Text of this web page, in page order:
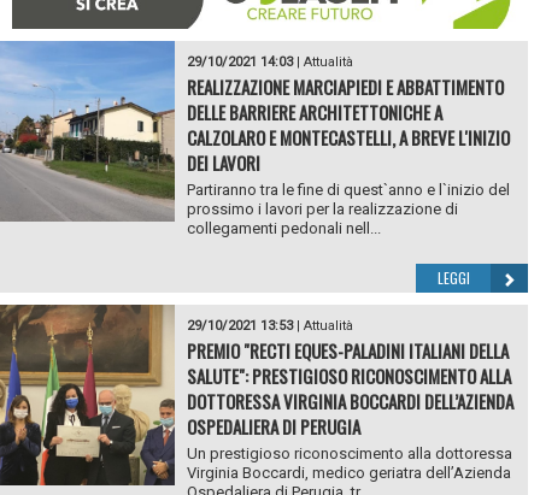
29/10/2021 14:03| Attualità
REALIZZAZIONE MARCIAPIEDI E ABBATTIMENTO
DELLE BARRIERE ARCHITETTONICHE A
CALZOLARO E MONTECASTELLI, A BREVE L'INIZIO
DEI LAVORI
Partiranno tra le fine di quest`anno e l`inizio del
prossimo i lavori per la realizzazione di
collegamenti pedonali nell...
LEGGI
29/10/2021 13:53| Attualità
PREMIO "RECTI EQUES-PALADINI ITALIANI DELLA
SALUTE": PRESTIGIOSO RICONOSCIMENTO ALLA
DOTTORESSA VIRGINIA BOCCARDI DELL’AZIENDA
OSPEDALIERA DI PERUGIA
Un prestigioso riconoscimento alla dottoressa
Virginia Boccardi, medico geriatra dell’Azienda